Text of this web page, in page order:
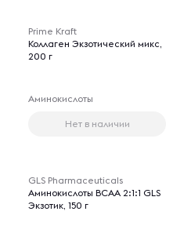
Prime Kraft
Коллаген Экзотический микс,
200 г
Аминокислоты
Нет в наличии
GLS Pharmaceuticals
Аминокислоты ВСАА 2:1:1 GLS
Экзотик, 150 г